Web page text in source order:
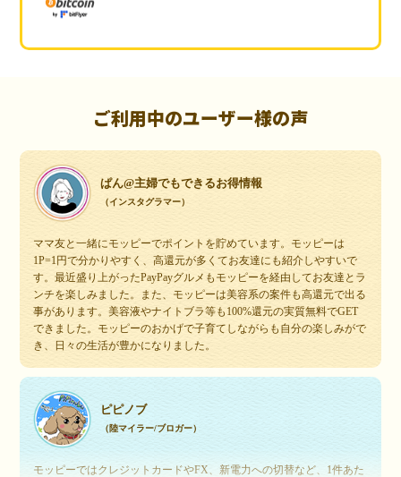
ご利用中のユーザー様の声
ぱん@主婦でもできるお得情報
（インスタグラマー）
ママ友と一緒にモッピーでポイントを貯めています。モッピーは
1P=1円で分かりやすく、高還元が多くてお友達にも紹介しやすいで
す。最近盛り上がったPayPayグルメもモッピーを経由してお友達とラ
ンチを楽しみました。また、モッピーは美容系の案件も高還元で出る
事があります。美容液やナイトブラ等も100%還元の実質無料でGET
できました。モッピーのおかげで子育てしながらも自分の楽しみがで
き、日々の生活が豊かになりました。
ピピノブ
（陸マイラー/ブロガー）
モッピーではクレジットカードやFX、新電力への切替など、1件あた